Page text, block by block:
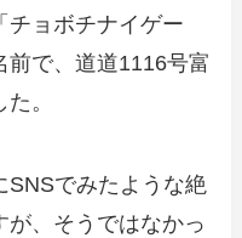
チョボチナイゲー
前で、道道1116号富
。
SNSでみたような絶
、そうではなかっ